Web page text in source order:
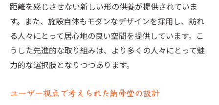
距離を感じさせない新しい形の供養が提供されていま
す。また、施設自体もモダンなデザインを採用し、訪れ
る人々にとって居心地の良い空間を提供しています。こ
うした先進的な取り組みは、より多くの人々にとって魅
力的な選択肢となりつつあります。
ユーザー視点で考えられた納骨堂の設計